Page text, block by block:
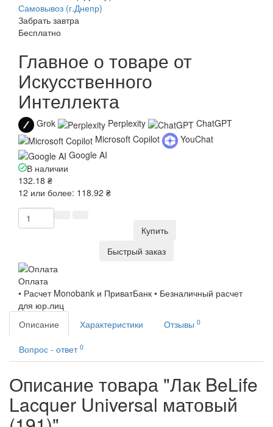
Самовывоз (г.Днепр)
Забрать завтра
Бесплатно
Главное о товаре от
Искусственного
Интеллекта
Grok Perplexity
ChatGPT
Microsoft Copilot
YouChat
Google AI
В наличии
132.18 ₴
12 или более: 118.92 ₴
Купить
Быстрый заказ
Оплата
• Расчет Monobank и ПриватБанк • Безналичный расчет
для юр.лиц
Описание
Характеристики Отзывы 0
Вопрос - ответ 0
Описание товара "Лак BeLife
Lacquer Universal матовый